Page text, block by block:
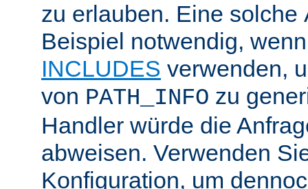
zu erlauben. Eine solche
Beispiel notwendig,
INCLUDES verwenden,
von PATH_INFO zu
Handler würde die
abweisen. Verwenden
Konfiguration, um